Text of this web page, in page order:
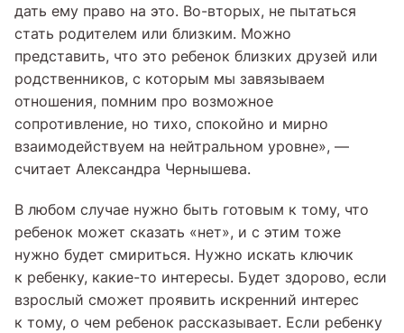
дать ему право на это. Во-вторых, не пытаться
стать родителем или близким. Можно
представить, что это ребенок близких друзей или
родственников, с которым мы завязываем
отношения, помним про возможное
сопротивление, но тихо, спокойно и мирно
взаимодействуем на нейтральном уровне», —
считает Александра Чернышева.
В любом случае нужно быть готовым к тому, что
ребенок может сказать «нет», и с этим тоже
нужно будет смириться. Нужно искать ключик
к ребенку, какие-то интересы. Будет здорово, если
взрослый сможет проявить искренний интерес
к тому, о чем ребенок рассказывает. Если ребенку